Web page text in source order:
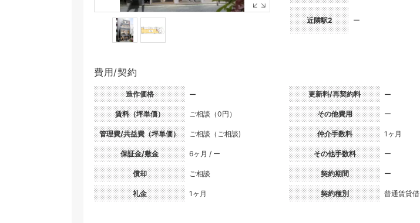
近隣駅2 ー
費用/契約
造作価格 ー
賃料（坪単価） ご相談（0円）
管理費/共益費（坪単価） ご相談（ご相談)
保証金/敷金 6ヶ月 / ー
償却 ご相談
礼金 1ヶ月
更新料/再契約料 ー
その他費用 ー
仲介手数料 1ヶ月
その他手数料 ー
契約期間 ー
契約種別 普通賃貸借